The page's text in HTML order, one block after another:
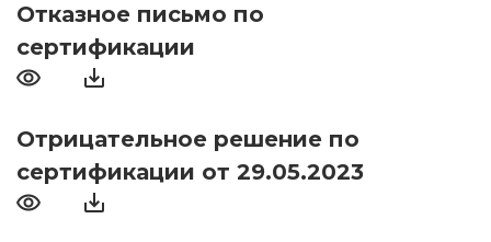
Отказное письмо по
сертификации
Отрицательное решение по
сертификации от 29.05.2023